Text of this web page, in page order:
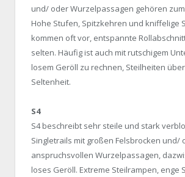
und/ oder Wurzelpassagen gehören zum
Hohe Stufen, Spitzkehren und kniffelige
kommen oft vor, entspannte
selten. Häufig ist auch mit rutschigem
losem Geröll zu rechnen, Steilheiten
Seltenheit.
S4
S4 beschreibt sehr steile und stark
Singletrails mit großen Felsbrocken und/
anspruchsvollen Wurzelpassagen,
loses Geröll. Extreme Steilrampen, enge